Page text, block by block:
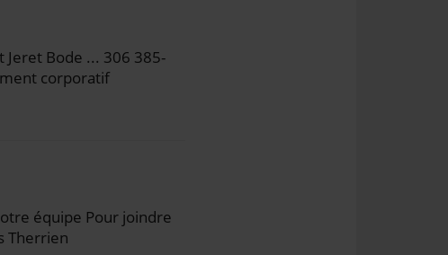
Jeret Bode ... 306 385-
corporatif
équipe Pour joindre
Therrien